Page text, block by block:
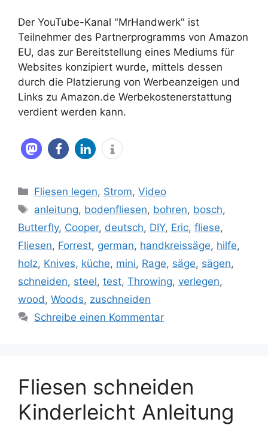
Der YouTube-Kanal "MrHandwerk" ist
Teilnehmer des Partnerprogramms von Amazon
EU, das zur Bereitstellung eines Mediums für
Websites konzipiert wurde, mittels dessen
durch die Platzierung von Werbeanzeigen und
Links zu Amazon.de Werbekostenerstattung
verdient werden kann.
Kategorien
Fliesen legen, Strom,Video
Schlagwörter
anleitung, bodenfliesen, bohren, bosch,
Butterfly, Cooper, deutsch, DIY, Eric, fliese,
Fliesen, Forrest, german, handkreissäge, hilfe,
holz, Knives, küche, mini, Rage, säge, sägen,
schneiden, steel, test, Throwing, verlegen,
wood , Woods, zuschneiden
Schreibe einen Kommentar
Fliesen schneiden
Kinderleicht Anleitung